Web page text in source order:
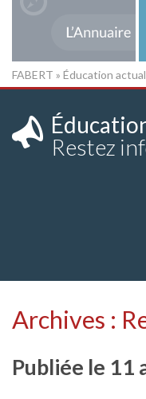
FABERT » Éducation
Restez
Archives :
Publiée le 11